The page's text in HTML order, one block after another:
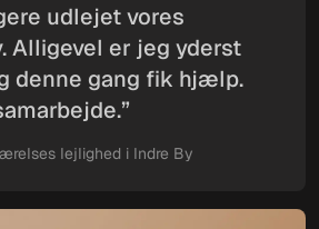
udlejet vores
Alligevel er jeg yderst
denne gang fik hjælp.
lejlighed i Indre By